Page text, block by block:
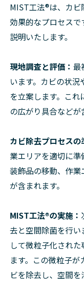
MIST工法®は、カ
効果的なプロセスで
説明いたします。
現地調査と評価： 最
います。カビの状
を立案します。こ
の広がり具合などが
カビ除去プロセスの
業エリアを適切に
装飾品の移動、作
が含まれます。
MIST工法®の実施：
去と空間除菌を行
して微粒子化され
ます。この微粒子
ビを除去し、空間を